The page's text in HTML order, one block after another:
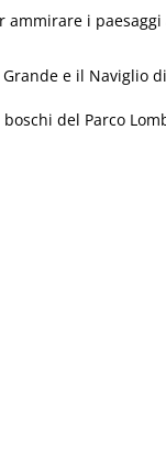
i paesaggi
e il Naviglio di
del Parco